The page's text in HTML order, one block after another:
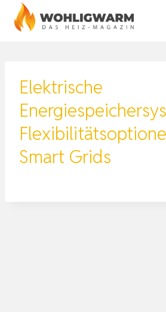
Zum
Inhalt
Elektrische
Smart Grids